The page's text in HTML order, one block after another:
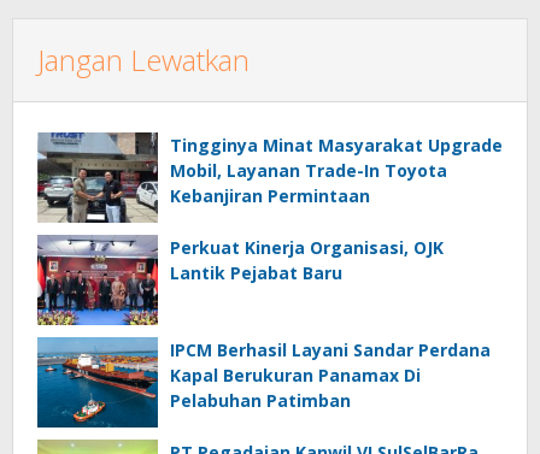
Jangan Lewatkan
Tingginya Minat Masyarakat Upgrade
Mobil, Layanan Trade-In Toyota
Kebanjiran Permintaan
Perkuat Kinerja Organisasi, OJK
Lantik Pejabat Baru
IPCM Berhasil Layani Sandar Perdana
Kapal Berukuran Panamax Di
Pelabuhan Patimban